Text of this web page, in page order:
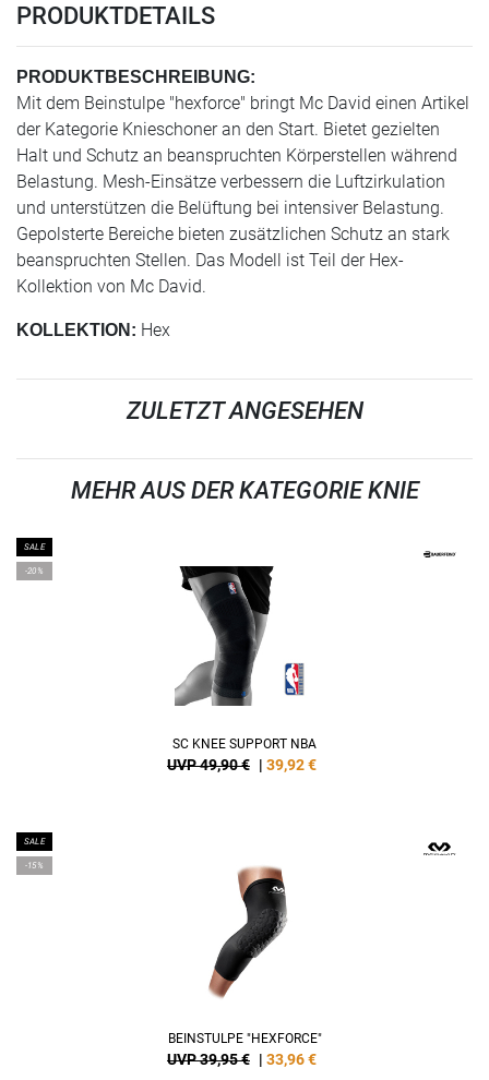
PRODUKTDETAILS
PRODUKTBESCHREIBUNG:
Mit dem Beinstulpe "hexforce" bringt Mc David einen Artikel
der Kategorie Knieschoner an den Start. Bietet gezielten
Halt und Schutz an beanspruchten Körperstellen während
Belastung. Mesh-Einsätze verbessern die Luftzirkulation
und unterstützen die Belüftung bei intensiver Belastung.
Gepolsterte Bereiche bieten zusätzlichen Schutz an stark
beanspruchten Stellen. Das Modell ist Teil der Hex-
Kollektion von Mc David.
KOLLEKTION: Hex
ZULETZT ANGESEHEN
MEHR AUS DER KATEGORIE KNIE
SALE
-20%
SC KNEE SUPPORT NBA
UVP 49,90 € | 39,92€
SALE
-15%
BEINSTULPE "HEXFORCE"
UVP 39,95 € | 33,96€